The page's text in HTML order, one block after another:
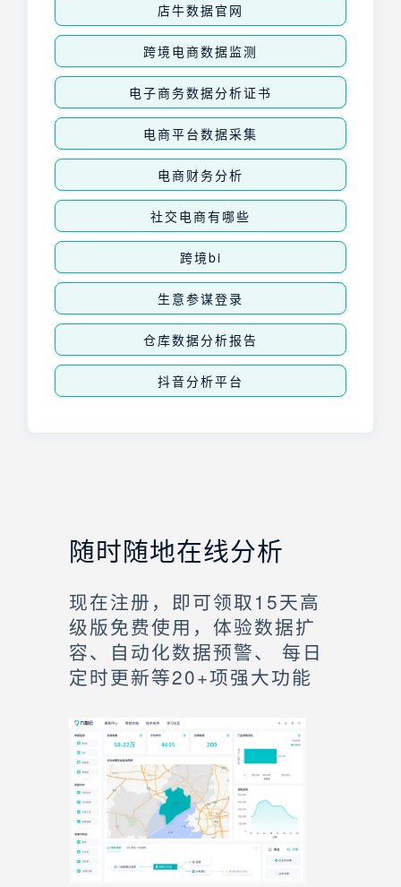
店牛数据官网
跨境电商数据监测
电子商务数据分析证书
电商平台数据采集
电商财务分析
社交电商有哪些
跨境bi
生意参谋登录
仓库数据分析报告
抖音分析平台
随时随地在线分析
现在注册，即可领取15天高
级版免费使用，体验数据扩
容、自动化数据预警、 每日
定时更新等20+项强大功能